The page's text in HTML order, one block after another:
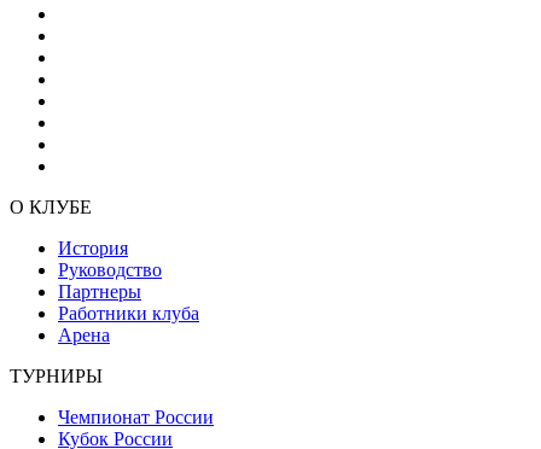
О КЛУБЕ
История
Руководство
Партнеры
Работники клуба
Арена
ТУРНИРЫ
Чемпионат России
Кубок России